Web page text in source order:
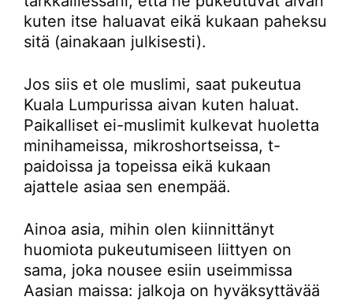
kuten itse haluavat eikä kukaan paheksu
sitä (ainakaan julkisesti).
Jos siis et ole muslimi, saat pukeutua
Kuala Lumpurissa aivan kuten haluat.
Paikalliset ei-muslimit kulkevat huoletta
minihameissa, mikroshortseissa, t-
paidoissa ja topeissa eikä kukaan
ajattele asiaa sen enempää.
Ainoa asia, mihin olen kiinnittänyt
huomiota pukeutumiseen liittyen on
sama, joka nousee esiin useimmissa
Aasian maissa: jalkoja on hyväksyttävää